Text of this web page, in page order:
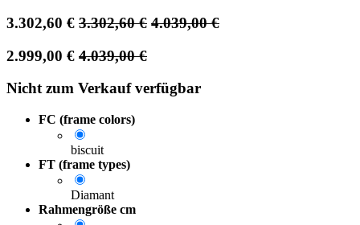
3.302,60 € 3.302,60€ 4.039,00€
2.999,00 € 4.039,00€
Nicht zum Verkauf verfügbar
FC (frame colors)
biscuit
FT (frame types)
Diamant
Rahmengröße cm